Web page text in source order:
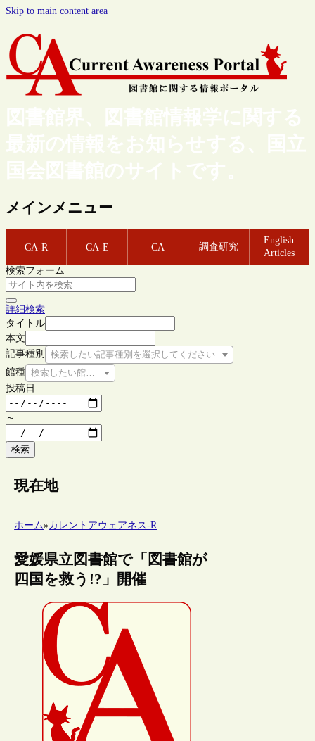
Skip to main content area
図書館界、図書館情報学に関する
最新の情報をお知らせする、国立
国会図書館のサイトです。
メインメニュー
CA-R CA-E CA 調査研究
English
Articles
検索フォーム
詳細検索
タイトル
本文
記事種別
検索したい記事種別を選択してください
館種 検索したい館種を選択してください
投稿日
～
検索
現在地
ホーム»カレントアウェアネス-R
愛媛県立図書館で「図書館が
四国を救う!?」開催